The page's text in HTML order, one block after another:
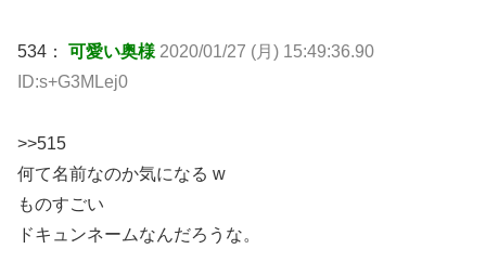
534： 可愛い奥様 2020/01/27 (月) 15:49:36.90
ID:s+G3MLej0
>>515
何て名前なのか気になる w
ものすごい
ドキュンネームなんだろうな。